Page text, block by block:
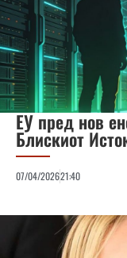
ЕУ пред нов
Блискиот
07/04/202621:40